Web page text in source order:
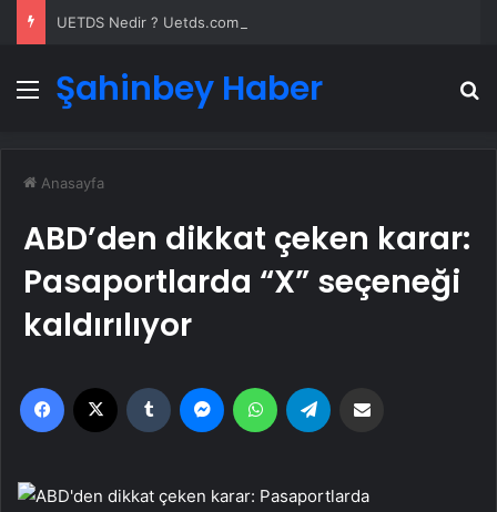
Menü
Şahinbey Haber
Anasayfa
ABD’den dikkat çeken karar:
Pasaportlarda “X” seçeneği
kaldırılıyor
Facebook Tumblr MessengerWhatsApp